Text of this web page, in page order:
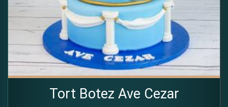
Tort Botez Ave Cezar